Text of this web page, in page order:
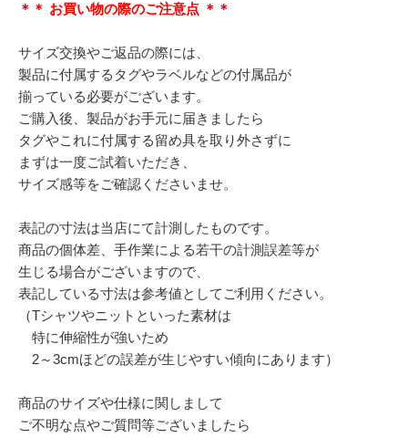
＊＊ お買い物の際のご注意点 ＊＊
サイズ交換やご返品の際には、
製品に付属するタグやラベルなどの付属品が
揃っている必要がございます。
ご購入後、製品がお手元に届きましたら
タグやこれに付属する留め具を取り外さずに
まずは一度ご試着いただき、
サイズ感等をご確認くださいませ。
表記の寸法は当店にて計測したものです。
商品の個体差、手作業による若干の計測誤差等が
生じる場合がございますので、
表記している寸法は参考値としてご利用ください。
（Tシャツやニットといった素材は
特に伸縮性が強いため
2～3cmほどの誤差が生じやすい傾向にあります）
商品のサイズや仕様に関しまして
ご不明な点やご質問等ございましたら